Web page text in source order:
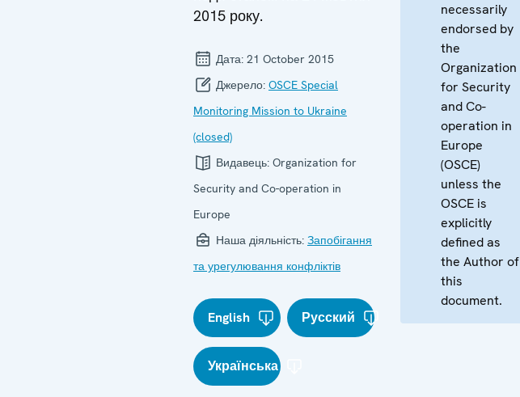
2015 року.
Дата: 21 October 2015
Джерело: OSCE Special
Monitoring Mission to Ukraine
(closed)
Видавець: Organization for
Security and Co-operation in
Europe
Наша діяльність: Запобігання
та урегулювання конфліктів
English Русский
Українська
necessarily
endorsed by
the
Organization
for Security
and Co-
operation in
Europe
(OSCE)
unless the
OSCE is
explicitly
defined as
the Author of
this
document.